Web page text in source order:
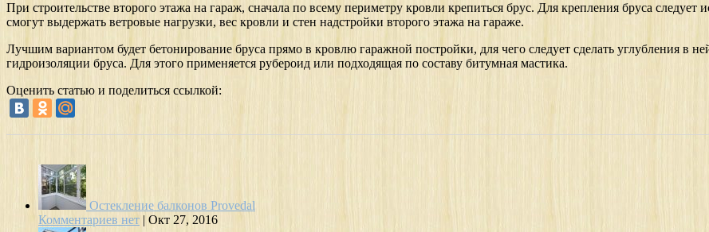
При строительстве второго этажа на гараж, сначала по всему периметру кровли крепиться брус. Для крепления бруса
смогут выдержать ветровые нагрузки, вес кровли и стен надстройки второго этажа на гараже.
Лучшим вариантом будет бетонирование бруса прямо в кровлю гаражной постройки, для чего следует сделать углубления в
гидроизоляции бруса. Для этого применяется рубероид или подходящая по составу битумная мастика.
Оценить статью и поделиться ссылкой:
Остекление балконов Provedal
Комментариев нет | Окт 27, 2016